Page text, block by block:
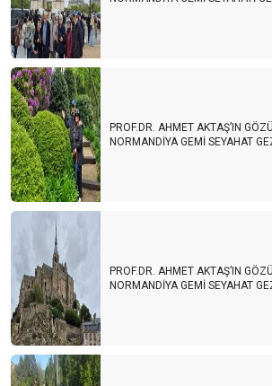
PROF.DR. AHMET AKTAŞ’IN
NORMANDİYA GEMİ SEYAHAT
PROF.DR. AHMET AKTAŞ’IN
NORMANDİYA GEMİ SEYAHAT